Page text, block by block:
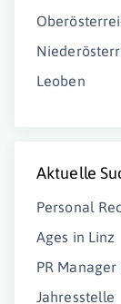
Leoben
Aktuelle
Personal
Ages in Linz
PR
Jahresstelle